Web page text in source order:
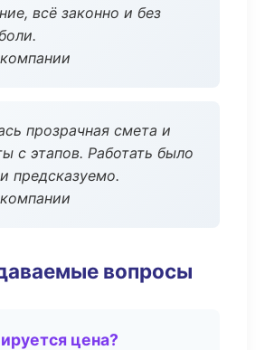
всё законно и без
прозрачная смета и
с этапов. Работать было
предсказуемо.
вопросы
цена?